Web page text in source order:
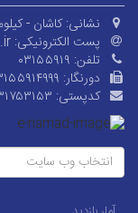
نشانی: کاشان - کیلومتر ۶ بلوار قطب
پست الکترونیکی:
تلفن: ۰۳۱۵۵۹۱۹
دورنگار:
کدپستی:
انتخاب وب سایت